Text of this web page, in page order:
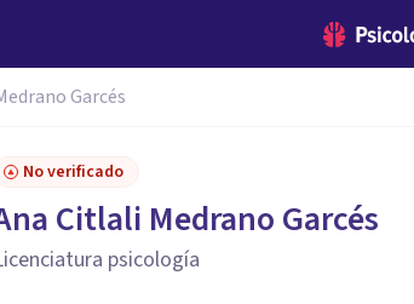
Garcés
No verificado
Citlali Medrano Garcés
psicología